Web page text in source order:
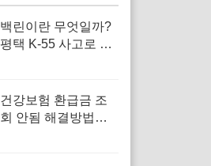
백린이란 무엇일까?
평택 K-55 사고로 알
건강보험 환급금 조
회 안됨 해결방법｜